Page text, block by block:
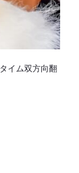
イム双方向翻